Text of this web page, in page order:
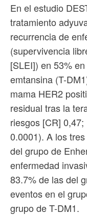
En el estudio
tratamiento
recurrencia de
(supervivencia
[SLEI]) ​​en 53%
emtansina (T-
mama HER2
residual tras la
riesgos [CR]
0.0001). A los
del grupo de
enfermedad
83.7% de las del
eventos en el
grupo de T-DM1.